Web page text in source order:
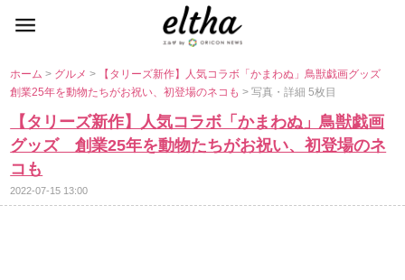
ホーム> グルメ>
【タリーズ新作】人気コラボ「かまわぬ」鳥獣戯画グッズ
創業25年を動物たちがお祝い、初登場のネコも> 写真・詳細 5枚目
【タリーズ新作】人気コラボ「かまわぬ」鳥獣戯画
グッズ 創業25年を動物たちがお祝い、初登場のネ
コも
2022-07-15 13:00